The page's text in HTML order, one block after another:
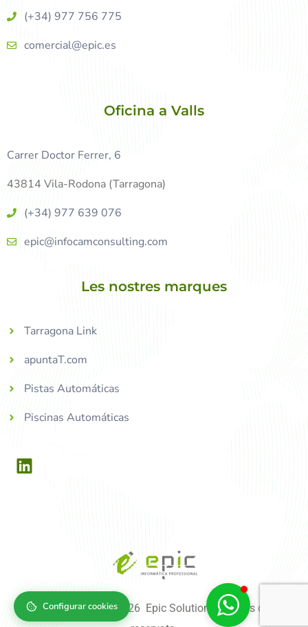
(+34) 977 756 775
comercial@epic.es
Oficina a Valls
Carrer Doctor Ferrer, 6
43814 Vila-Rodona (Tarragona)
(+34) 977 639 076
epic@infocamconsulting.com
Les nostres marques
Tarragona Link
apuntaT.com
Pistas Automáticas
Piscinas Automáticas
Copyright © 2004-2026 Epic Solutions, tots els drets
Configurar cookies